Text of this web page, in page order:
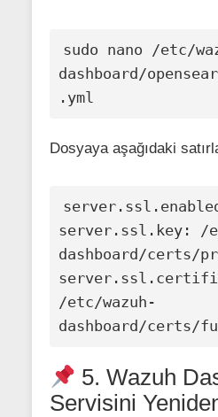
sudo nano /etc/
dashboard/
Dosyaya aşağıdaki
server.ssl.key: /
dashboard/certs/
/etc/wazuh-
5. Wazuh
Servisini